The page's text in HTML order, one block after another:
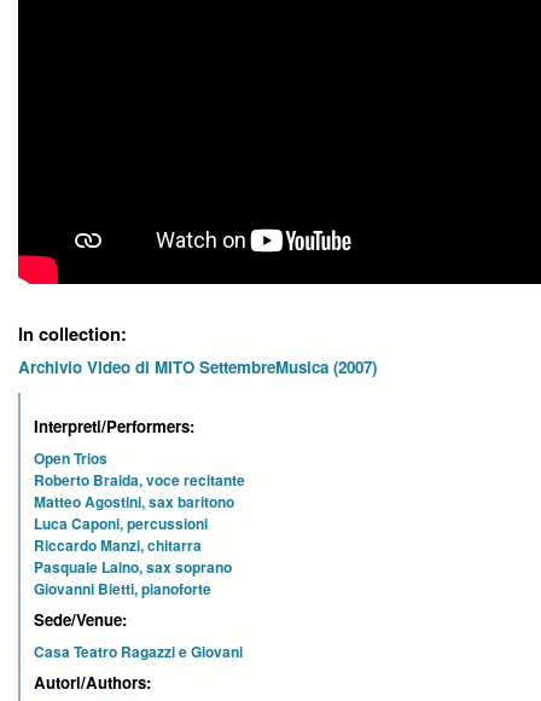
In collection:
Archivio Video di MITO SettembreMusica (2007)
Interpreti/Performers:
Open Trios
Roberto Braida, voce recitante
Matteo Agostini, sax baritono
Luca Caponi, percussioni
Riccardo Manzi, chitarra
Pasquale Laino, sax soprano
Giovanni Bietti, pianoforte
Sede/Venue:
Casa Teatro Ragazzi e Giovani
Autori/Authors: